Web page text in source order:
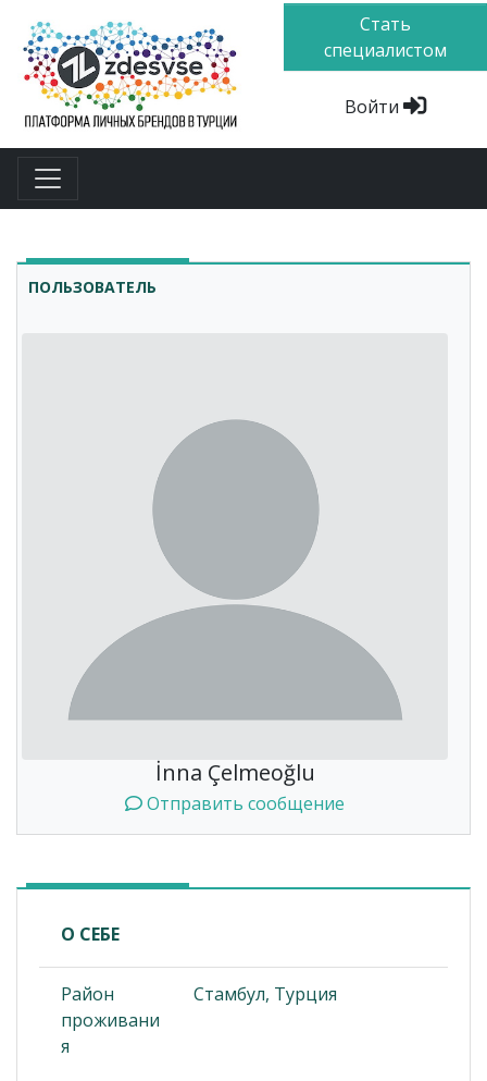
Стать
специалистом
Войти
ПОЛЬЗОВАТЕЛЬ
İnna Çelmeoğlu
Отправить сообщение
О СЕБЕ
Район
проживани
я
Стамбул, Турция